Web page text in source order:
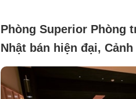
Phòng Superior Phòng
Nhật bán hiện đại, Cảnh
Hướng biển, Không hút
đổi mới]Phía cảnh đêm)